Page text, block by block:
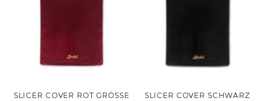
SLICER COVER ROT GRÖSSE
SLICER COVER SCHWARZ